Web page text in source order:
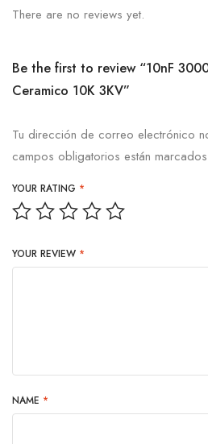
There are no reviews yet.
Be the first to review “10nF
Ceramico 10K 3KV”
Tu dirección de correo electrónico
campos obligatorios están
YOUR RATING *
YOUR REVIEW *
NAME *